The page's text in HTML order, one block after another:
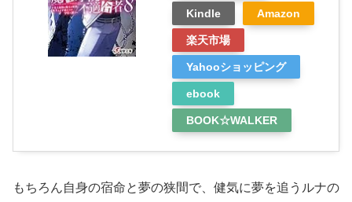
Kindle Amazon
楽天市場
Yahooショッピング
ebook
BOOK☆WALKER
もちろん自身の宿命と夢の狭間で、健気に夢を追うルナの